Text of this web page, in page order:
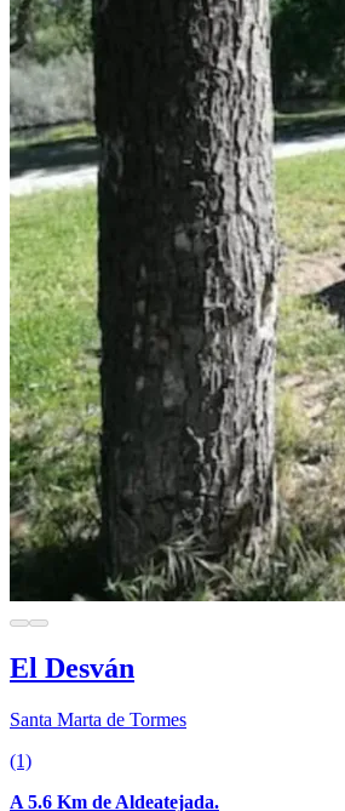
El Desván
Santa Marta de Tormes
(1)
A 5.6 Km de Aldeatejada.